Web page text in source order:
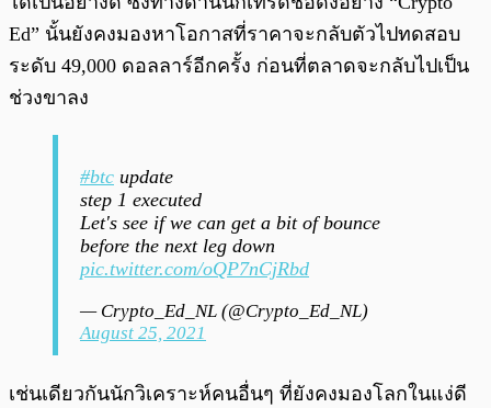
Ed” นั้นยังคงมองหาโอกาสที่ราคาจะกลับตัวไปทดสอบ
ระดับ 49,000 ดอลลาร์อีกครั้ง ก่อนที่ตลาดจะกลับไปเป็น
ช่วงขาลง
#btc update
step 1 executed
Let's see if we can get a bit of bounce
before the next leg down
pic.twitter.com/oQP7nCjRbd
— Crypto_Ed_NL (@Crypto_Ed_NL)
August 25, 2021
เช่นเดียวกันนักวิเคราะห์คนอื่นๆ ที่ยังคงมองโลกในแง่ดี